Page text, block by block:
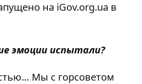
на iGov.org.ua в
эмоции испытали?
Мы с горсоветом